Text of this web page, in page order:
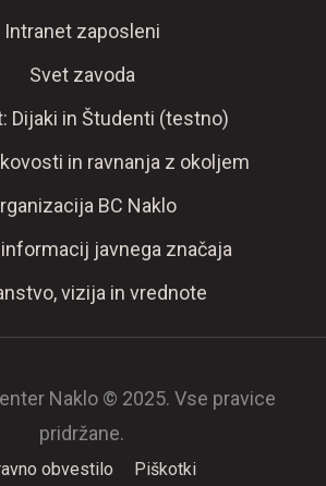
Intranet zaposleni
Svet zavoda
Dijaki in Študenti (testno)
in ravnanja z okoljem
BC Naklo
javnega značaja
vizija in vrednote
Naklo © 2025. Vse pravice
pridržane.
obvestilo Piškotki